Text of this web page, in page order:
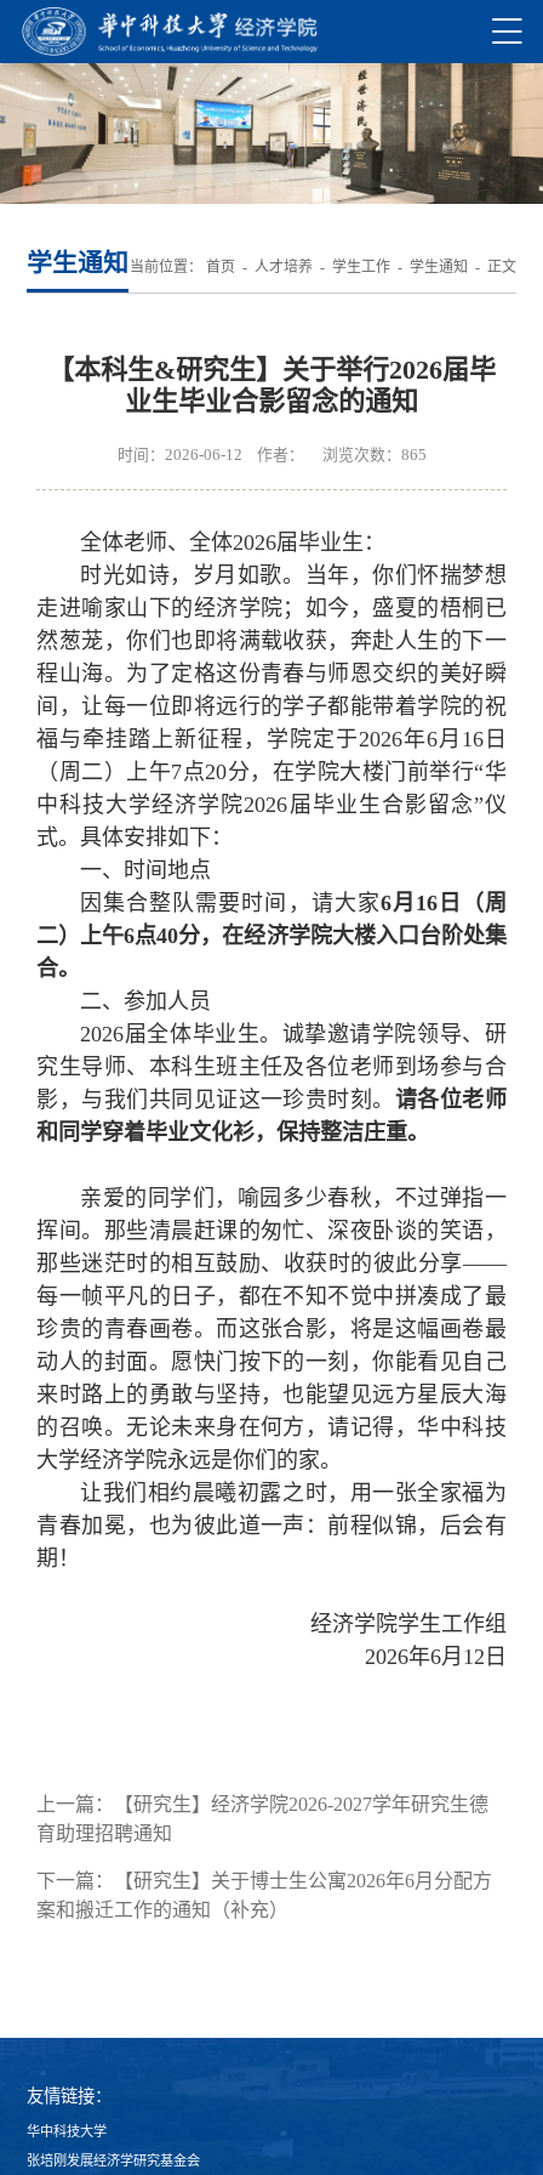
学生通知 当前位置： 首页 - 人才培养- 学生工作- 学生通知 - 正文
【本科生&研究生】关于举行2026届毕
业生毕业合影留念的通知
时间：2026-06-12 作者： 浏览次数： 865
全体老师、全体2026届毕业生：
时光如诗，岁月如歌。当年，你们怀揣梦想
走进喻家山下的经济学院；如今，盛夏的梧桐已
然葱茏，你们也即将满载收获，奔赴人生的下一
程山海。为了定格这份青春与师恩交织的美好瞬
间，让每一位即将远行的学子都能带着学院的祝
福与牵挂踏上新征程，学院定于2026年6月16日
（周二）上午7点20分，在学院大楼门前举行“华
中科技大学经济学院2026届毕业生合影留念”仪
式。具体安排如下：
一、时间地点
因集合整队需要时间，请大家6月16日（周
二）上午6点40分，在经济学院大楼入口台阶处集
合。
二、参加人员
2026届全体毕业生。诚挚邀请学院领导、研
究生导师、本科生班主任及各位老师到场参与合
影，与我们共同见证这一珍贵时刻。 请各位老师
和同学穿着毕业文化衫，保持整洁庄重。
亲爱的同学们，喻园多少春秋，不过弹指一
挥间。那些清晨赶课的匆忙、深夜卧谈的笑语，
那些迷茫时的相互鼓励、收获时的彼此分享——
每一帧平凡的日子，都在不知不觉中拼凑成了最
珍贵的青春画卷。而这张合影，将是这幅画卷最
动人的封面。愿快门按下的一刻，你能看见自己
来时路上的勇敢与坚持，也能望见远方星辰大海
的召唤。无论未来身在何方，请记得，华中科技
大学经济学院永远是你们的家。
让我们相约晨曦初露之时，用一张全家福为
青春加冕，也为彼此道一声：前程似锦，后会有
期！
经济学院学生工作组
2026年6月12日
上一篇：
【研究生】经济学院2026-2027学年研究生德
育助理招聘通知
下一篇：
【研究生】关于博士生公寓2026年6月分配方
案和搬迁工作的通知（补充）
友情链接：
华中科技大学
张培刚发展经济学研究基金会